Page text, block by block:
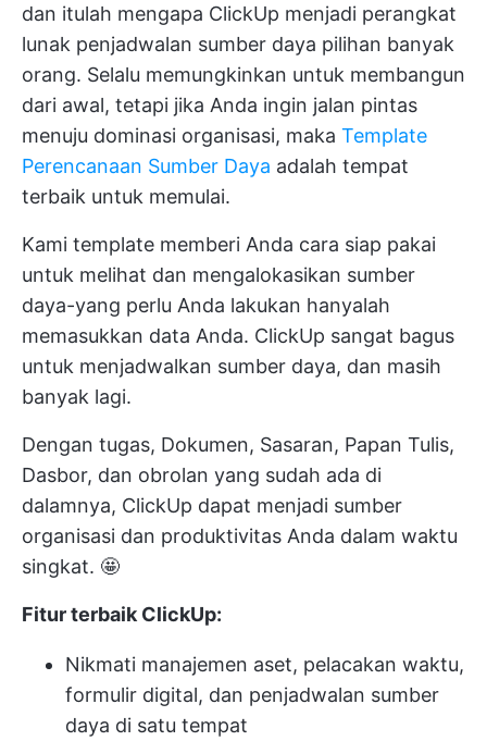
dan itulah mengapa ClickUp menjadi perangkat
lunak penjadwalan sumber daya pilihan banyak
orang. Selalu memungkinkan untuk membangun
dari awal, tetapi jika Anda ingin jalan pintas
menuju dominasi organisasi, maka Template
Perencanaan Sumber Daya adalah tempat
terbaik untuk memulai.
Kami template memberi Anda cara siap pakai
untuk melihat dan mengalokasikan sumber
daya-yang perlu Anda lakukan hanyalah
memasukkan data Anda. ClickUp sangat bagus
untuk menjadwalkan sumber daya, dan masih
banyak lagi.
Dengan tugas, Dokumen, Sasaran, Papan Tulis,
Dasbor, dan obrolan yang sudah ada di
dalamnya, ClickUp dapat menjadi sumber
organisasi dan produktivitas Anda dalam waktu
singkat. 🤩
Fitur terbaik ClickUp:
Nikmati manajemen aset, pelacakan waktu,
formulir digital, dan penjadwalan sumber
daya di satu tempat